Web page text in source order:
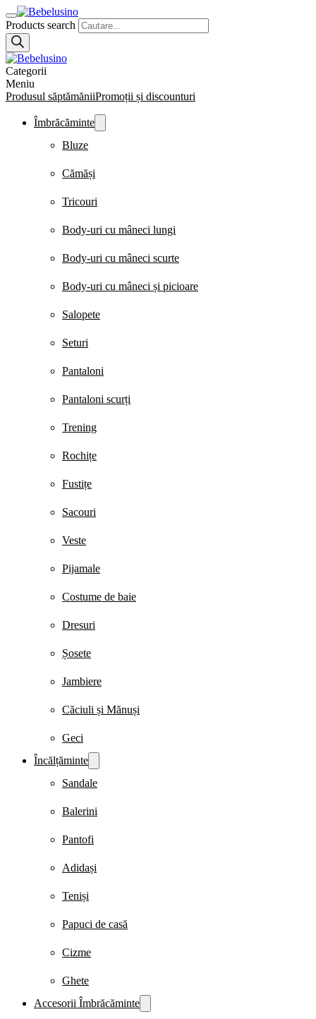
Products search
Categorii
Meniu
Produsul săptămăniiPromoții și discounturi
Îmbrăcăminte
Bluze
Cămăși
Tricouri
Body-uri cu mâneci lungi
Body-uri cu mâneci scurte
Body-uri cu mâneci și picioare
Salopete
Seturi
Pantaloni
Pantaloni scurți
Trening
Rochițe
Fustițe
Sacouri
Veste
Pijamale
Costume de baie
Dresuri
Șosete
Jambiere
Căciuli și Mănuși
Geci
Încălțăminte
Sandale
Balerini
Pantofi
Adidași
Teniși
Papuci de casă
Cizme
Ghete
Accesorii Îmbrăcăminte